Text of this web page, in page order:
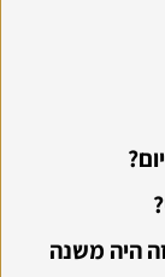
היה משנה